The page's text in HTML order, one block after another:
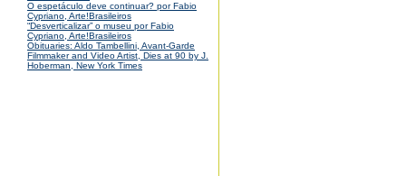
O espetáculo deve continuar? por Fabio
Cypriano, Arte!Brasileiros
“Desverticalizar” o museu por Fabio
Cypriano, Arte!Brasileiros
Obituaries: Aldo Tambellini, Avant-Garde
Filmmaker and Video Artist, Dies at 90 by J.
Hoberman, New York Times